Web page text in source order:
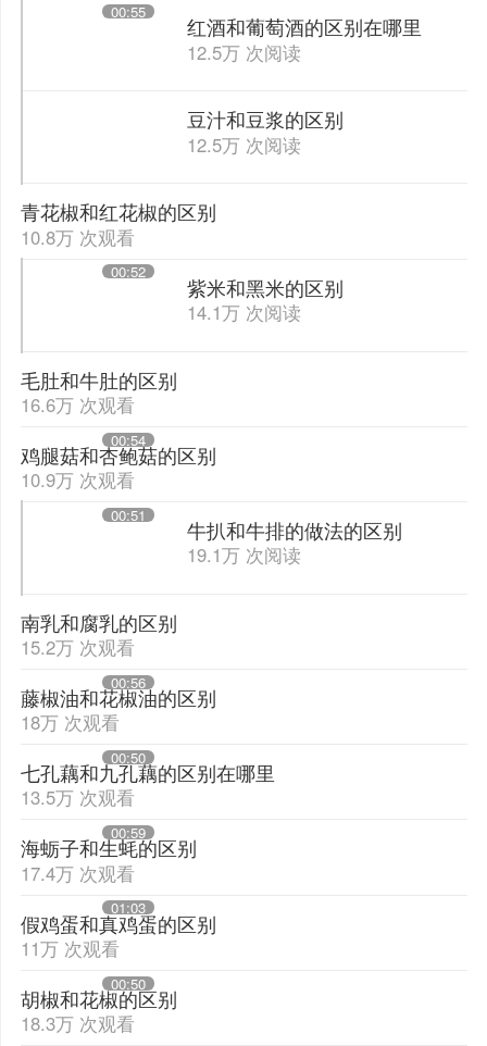
00:55
红酒和葡萄酒的区别在哪里
12.5万 次阅读
豆汁和豆浆的区别
12.5万 次阅读
00:52
青花椒和红花椒的区别
10.8万 次观看
紫米和黑米的区别
14.1万 次阅读
00:54
毛肚和牛肚的区别
16.6万 次观看
00:51
鸡腿菇和杏鲍菇的区别
10.9万 次观看
牛扒和牛排的做法的区别
19.1万 次阅读
00:56
南乳和腐乳的区别
15.2万 次观看
00:50
藤椒油和花椒油的区别
18万 次观看
00:59
七孔藕和九孔藕的区别在哪里
13.5万 次观看
01:03
海蛎子和生蚝的区别
17.4万 次观看
00:50
假鸡蛋和真鸡蛋的区别
11万 次观看
胡椒和花椒的区别
18.3万 次观看